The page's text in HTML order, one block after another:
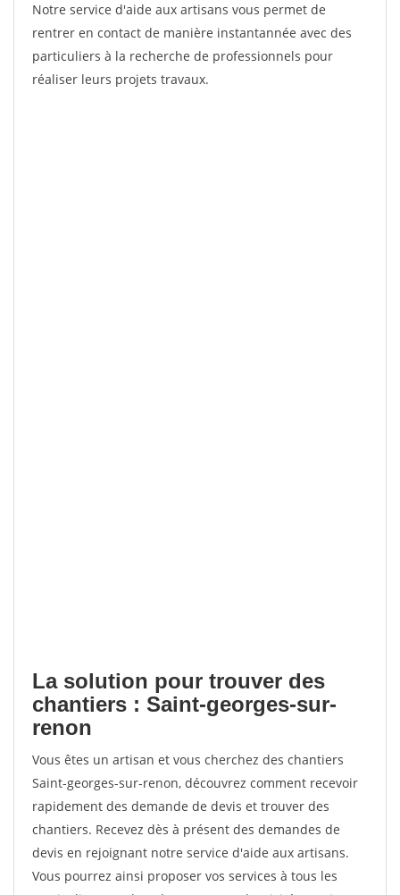
Notre service d'aide aux artisans vous permet de
rentrer en contact de manière instantannée avec des
particuliers à la recherche de professionnels pour
réaliser leurs projets travaux.
La solution pour trouver des
chantiers : Saint-georges-sur-
renon
Vous êtes un artisan et vous cherchez des chantiers
Saint-georges-sur-renon, découvrez comment recevoir
rapidement des demande de devis et trouver des
chantiers. Recevez dès à présent des demandes de
devis en rejoignant notre service d'aide aux artisans.
Vous pourrez ainsi proposer vos services à tous les